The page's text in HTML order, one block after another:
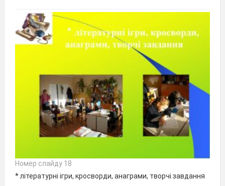
Номер слайду 18
* літературні ігри, кросворди, анаграми, творчі завдання